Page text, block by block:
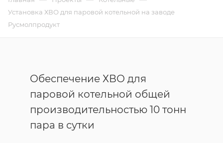
Установка ХВО для паровой котельной на заводе
Русмолпродукт
Обеспечение ХВО для
паровой котельной общей
производительностью 10 тонн
пара в сутки